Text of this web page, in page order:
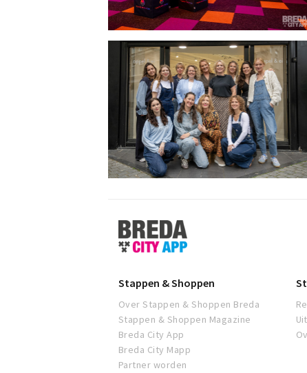
Stappen
&
Shoppen
Stappen & Shoppen
Over Stappen & Shoppen Breda
Stappen & Shoppen Magazine
Breda City App
Breda City Mapp
Partner worden